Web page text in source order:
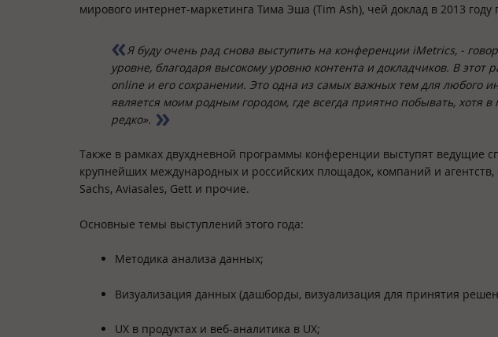
мирового интернет-маркетинга Тима Эша (Tim Ash), чей доклад в 2013
Я буду очень рад снова выступить на конференции iMetrics, -
уровне, благодаря высокому уровню контента и докладчиков. В
online и его сохранении. Это одна из самых важных тем для любого
является моим родным городом, где всегда приятно побывать, хотя в
редко».
Также в рамках двухдневной программы конференции выступят ведущие
крупнейших международных и российских площадок, компаний и агентств,
Sachs, Aviasales, Gett и прочие.
Основные темы выступлений этого года:
Методика анализа данных;
Визуализация данных (дашборды, визуализация для принятия
UX в продуктах и веб-аналитика в UX;